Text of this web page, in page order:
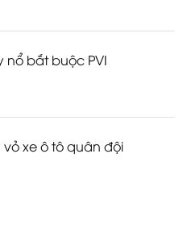
nổ bắt buộc PVI
vỏ xe ô tô quân đội